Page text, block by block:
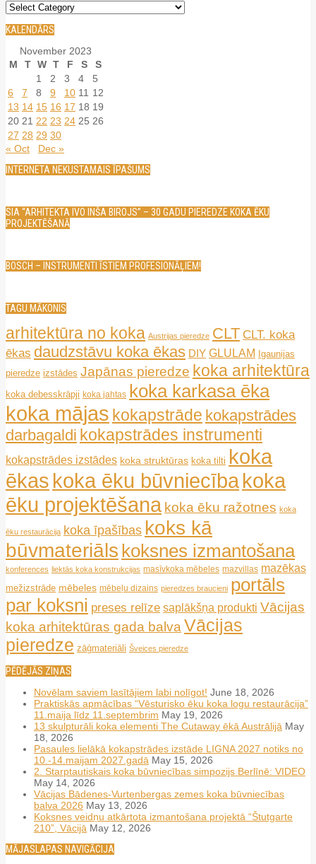
Kategorijas
KALENDĀRS
November 2023
M
T W T F S
S
1
2 3 4
5
6
7 8 9 10 11 12
13 14 15 16 17 18 19
20 21 22 23 24 25 26
27 28 29 30
« Oct
Dec »
INTERNETA NEKUSTAMAIS ĪPAŠUMS
SIA “ARHITEKTA IVO INŠA BIROJS” – 30 GADU PIEREDZE KOKA ĒKU
PROJEKTĒŠANĀ
BOSCH – INSTRUMENTI ĪSTIEM PROFESIONĀĻIEM!
TAGU MĀKONIS
arhitektūra no koka Austrijas pieredze CLT CLT. koka
ēkas daudzstāvu koka ēkas DIY GLULAM Igaunijas
pieredze izstādes Japānas pieredze koka arhitektūra
koka debesskrāpji koka jahtas koka karkasa ēka
koka mājas kokapstrāde kokapstrādes
darbagaldi kokapstrādes instrumenti
kokapstrādes izstādes koka struktūras koka tilti koka
ēkas koka ēku būvniecībakoka
ēku projektēšana koka ēku ražotnes koka
ēku restaurācija koka īpašības koks kā
būvmateriāls koksnes izmantošana
konferences liektās koka konstrukcijas masīvkoka mēbeles mazvillas mazēkas
mežizstrāde mēbeles mēbeļu dizains pieredzes braucieni portāls
par koksni preses relīze saplākšņa produkti Vācijas
koka arhitektūras gada balvaVācijas
pieredze zāģmateriāli Šveices pieredze
PĒDĒJĀS ZIŅAS
Novēlam saviem lasītājiem labi nolīgot! June 18, 2026
Praktiskās apmācības “Vēsturisko ēku koka logu restaurācija”
11.maija līdz 11.septembrim May 19, 2026
13 skulpturāli koka elementi The Cutaway ēkā Austrālijā May
18, 2026
Pasaules lielākā kokapstrādes izstāde LIGNA 2027 notiks no
10.-14.maijam 2027.gadā May 15, 2026
2. Starptautiskais koka būvniecības simpozijs Berlīnē: VIDEO
May 14, 2026
Vācijas Bādenes-Vurtenbergas zemes koka būvniecības
balva 2026 May 13, 2026
Koksnes veidņu atkārtota izmantošana projektā “Štutgarte
210”, Vācijā May 12, 2026
MĀJASLAPAS NAVIGĀCIJA